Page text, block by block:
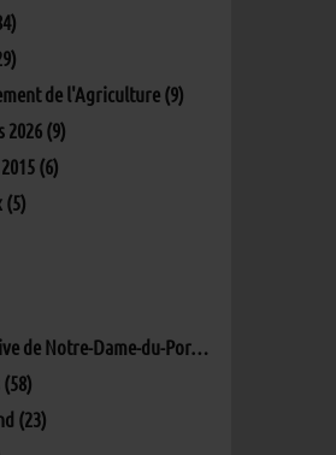
de l'Agriculture (9)
(9)
(6)
(5)
de Notre-Dame-du-Port (5)
(23)